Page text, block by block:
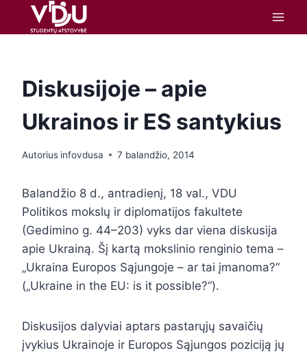
Diskusijoje – apie
Ukrainos ir ES santykius
Autorius infovdusa 7 balandžio, 2014
Balandžio 8 d., antradienį, 18 val., VDU
Politikos mokslų ir diplomatijos fakultete
(Gedimino g. 44–203) vyks dar viena diskusija
apie Ukrainą. Šį kartą mokslinio renginio tema –
„Ukraina Europos Sąjungoje – ar tai įmanoma?“
(„Ukraine in the EU: is it possible?“).
Diskusijos dalyviai aptars pastarųjų savaičių
įvykius Ukrainoje ir Europos Sąjungos poziciją jų